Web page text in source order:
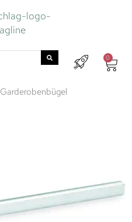
0
Garderobenbügel